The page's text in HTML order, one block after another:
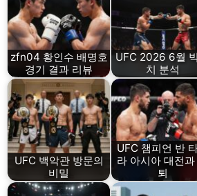
zfn04 황인수 배명호
경기 결과 리뷰
UFC 2026 6월
치 분석
UFC 백악관 방문의
비밀
UFC 챔피언 반
라 아시아 대전과
퇴